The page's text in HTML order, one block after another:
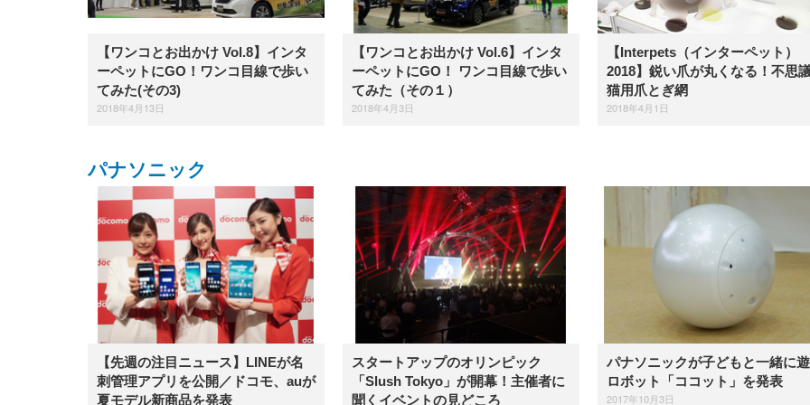
【ワンコとお出かけ Vol.8】インタ
ーペットにGO！ワンコ目線で歩い
てみた(その3)
2018年4月13日
【ワンコとお出かけ Vol.6】インタ
ーペットにGO！ ワンコ目線で歩い
てみた（その１）
2018年4月3日
【Interpets（インターペット）
2018】鋭い爪が丸くなる！不思
猫用爪とぎ網
2018年4月1日
パナソニック
【先週の注目ニュース】LINEが名
刺管理アプリを公開／ドコモ、auが
夏モデル新商品を発表
スタートアップのオリンピック
「Slush Tokyo」が開幕！主催者に
聞くイベントの見どころ
パナソニックが子どもと一緒に
ロボット「ココット」を発表
2017年10月3日